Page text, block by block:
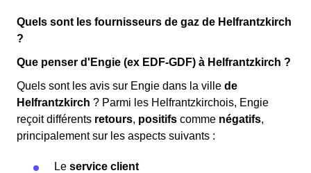
Quels sont les fournisseurs de gaz de Helfrantzkirch
?
Que penser d'Engie (ex EDF-GDF) à Helfrantzkirch ?
Quels sont les avis sur Engie dans la ville de
Helfrantzkirch ? Parmi les Helfrantzkirchois, Engie
reçoit différents retours, positifs comme négatifs,
principalement sur les aspects suivants :
Le service client